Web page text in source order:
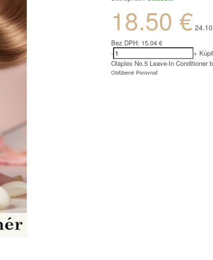
18.50 €
Bez DPH: 15.04 €
-
+
Olaplex No.5 Leave-In Conditioner
Obľúbené Porovnať